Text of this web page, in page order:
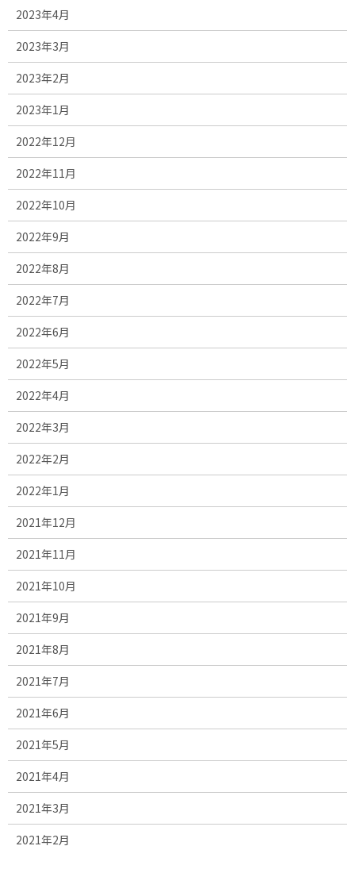
2023年4月
2023年3月
2023年2月
2023年1月
2022年12月
2022年11月
2022年10月
2022年9月
2022年8月
2022年7月
2022年6月
2022年5月
2022年4月
2022年3月
2022年2月
2022年1月
2021年12月
2021年11月
2021年10月
2021年9月
2021年8月
2021年7月
2021年6月
2021年5月
2021年4月
2021年3月
2021年2月